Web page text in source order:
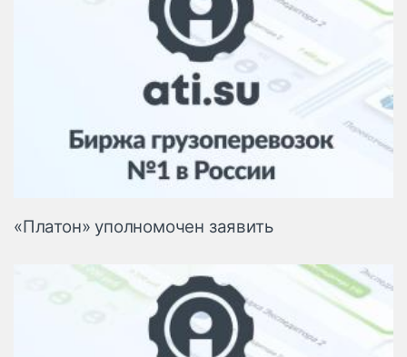
«Платон» уполномочен заявить